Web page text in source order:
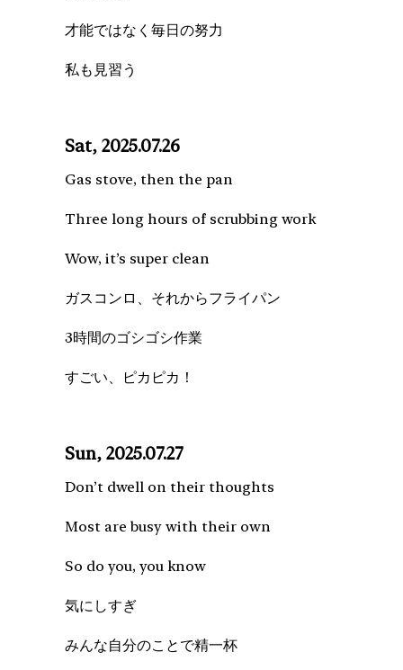
才能ではなく毎日の努力
私も見習う
Sat, 2025.07.26
Gas stove, then the pan
Three long hours of scrubbing work
Wow, it’s super clean
ガスコンロ、それからフライパン
3時間のゴシゴシ作業
すごい、ピカピカ！
Sun, 2025.07.27
Don’t dwell on their thoughts
Most are busy with their own
So do you, you know
気にしすぎ
みんな自分のことで精一杯